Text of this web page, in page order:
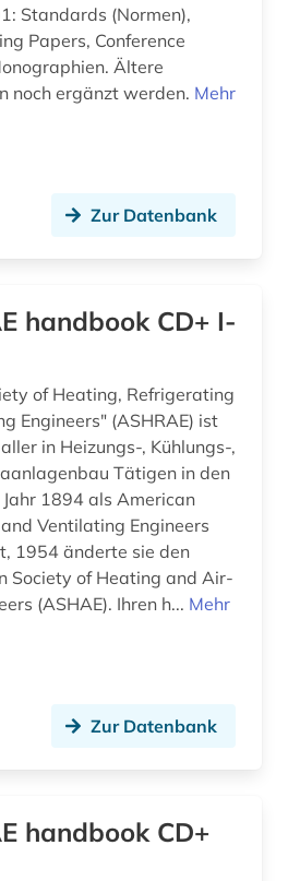
formelsammlung (1)
forschungsdatenrepositorium (1)
(1)
fortschrittsbericht (1)
Standards (Normen),
Papers, Conference
Ältere
noch ergänzt werden. Mehr
Zur Datenbank
handbook CD+ I-
of Heating, Refrigerating
Engineers" (ASHRAE) ist
in Heizungs-, Kühlungs-,
Tätigen in den
1894 als American
Ventilating Engineers
1954 änderte sie den
Society of Heating and Air-
(ASHAE). Ihren h... Mehr
Zur Datenbank
handbook CD+